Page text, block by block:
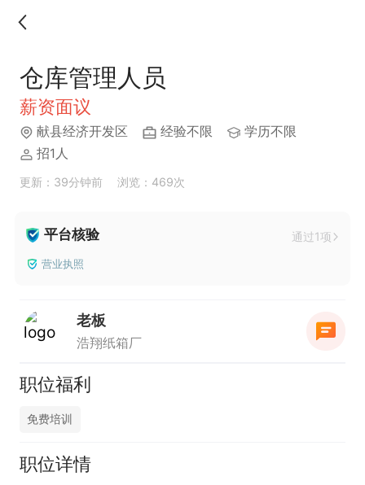
仓库管理人员
薪资面议
献县经济开发区 经验不限
学历不限
招1人
更新：39分钟前 浏览：469次
平台核验 通过1项
营业执照
老板
浩翔纸箱厂
职位福利
免费培训
职位详情